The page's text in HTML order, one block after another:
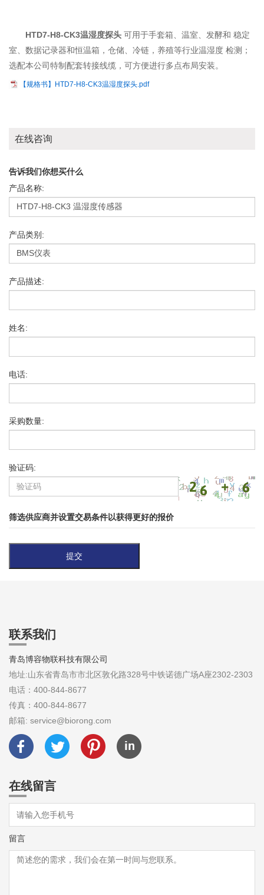
HTD7-H8-CK3温湿度探头 可用于手套箱、温室、发酵和 稳定
室、数据记录器和恒温箱，仓储、冷链，养殖等行业温湿度 检测；
选配本公司特制配套转接线缆，可方便进行多点布局安装。
【规格书】HTD7-H8-CK3温湿度探头.pdf
在线咨询
告诉我们你想买什么
产品名称:
产品类别:
产品描述:
姓名:
电话:
采购数量:
验证码:
筛选供应商并设置交易条件以获得更好的报价
联系我们
青岛博容物联科技有限公司
地址:山东省青岛市市北区敦化路328号中铁诺德广场A座2302-2303
电话：400-844-8677
传真：400-844-8677
邮箱: service@biorong.com
在线留言
留言